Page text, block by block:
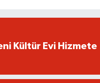
Kültür Evi Hizmete